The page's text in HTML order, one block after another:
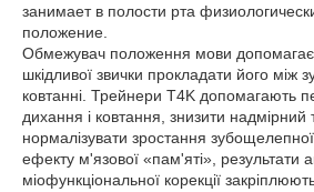
занимает в полости рта
положение.
Обмежувач положення мови допомагає
шкідливої звички прокладати його між
ковтанні. Трейнери T4K допомагають
дихання і ковтання, знизити надмірний
нормалізувати зростання
ефекту м'язової «пам'яті», результати
міофункціональної корекції